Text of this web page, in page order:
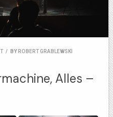
/ BY ROBERT GRABLEWSKI
Alles –